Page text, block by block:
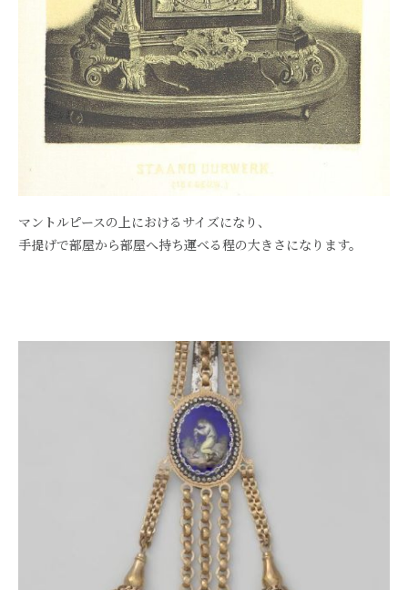
マントルピースの上におけるサイズになり、
手提げで部屋から部屋へ持ち運べる程の大きさになります。